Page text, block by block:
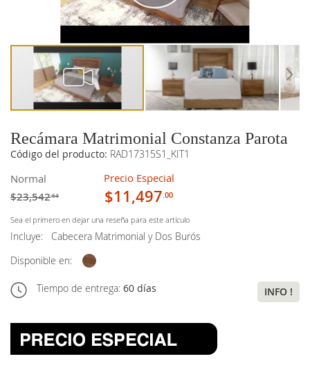
Recámara Matrimonial Constanza Parota
Código del producto: RAD17315S1_KIT1
Normal
$23,542.64
Precio Especial
$11,497.00
Sea el primero en dejar una reseña para este artículo
Incluye:
Cabecera Matrimonial y Dos Burós
Disponible en:
Tiempo de entrega: 60 días INFO !